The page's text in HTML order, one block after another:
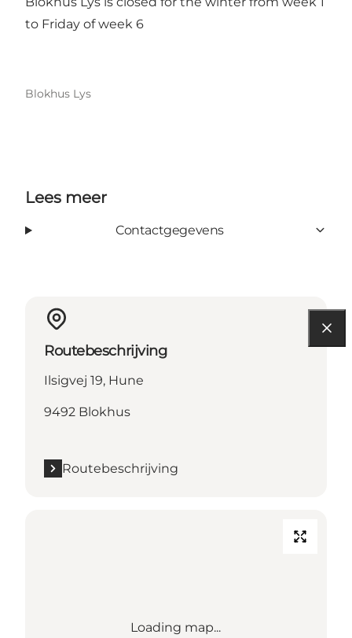
to Friday of week 6
Blokhus Lys
Lees meer
Contactgegevens
Routebeschrijving
Ilsigvej 19, Hune
9492 Blokhus
Routebeschrijving
Loading map...